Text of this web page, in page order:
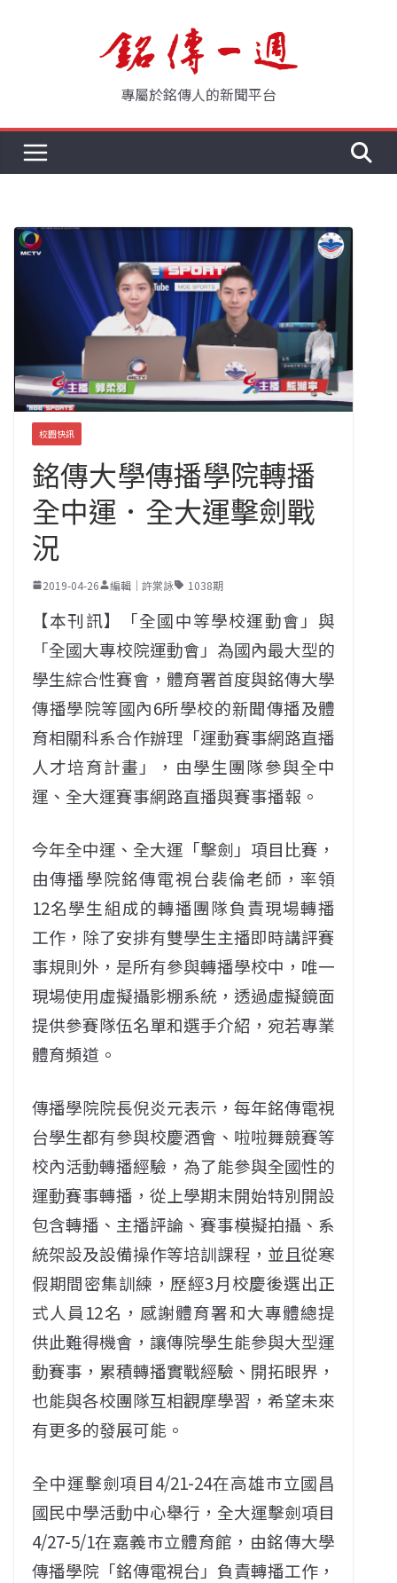
專屬於銘傳人的新聞平台
校園快訊
銘傳大學傳播學院轉播
全中運．全大運擊劍戰
況
2019-04-26 編輯｜許棠詠 1038期
【本刊訊】「全國中等學校運動會」與
「全國大專校院運動會」為國內最大型的
學生綜合性賽會，體育署首度與銘傳大學
傳播學院等國內6所學校的新聞傳播及體
育相關科系合作辦理「運動賽事網路直播
人才培育計畫」，由學生團隊參與全中
運、全大運賽事網路直播與賽事播報。
今年全中運、全大運「擊劍」項目比賽，
由傳播學院銘傳電視台裴倫老師，率領
12名學生組成的轉播團隊負責現場轉播
工作，除了安排有雙學生主播即時講評賽
事規則外，是所有參與轉播學校中，唯一
現場使用虛擬攝影棚系統，透過虛擬鏡面
提供參賽隊伍名單和選手介紹，宛若專業
體育頻道。
傳播學院院長倪炎元表示，每年銘傳電視
台學生都有參與校慶酒會、啦啦舞競賽等
校內活動轉播經驗，為了能參與全國性的
運動賽事轉播，從上學期末開始特別開設
包含轉播、主播評論、賽事模擬拍攝、系
統架設及設備操作等培訓課程，並且從寒
假期間密集訓練，歷經3月校慶後選出正
式人員12名，感謝體育署和大專體總提
供此難得機會，讓傳院學生能參與大型運
動賽事，累積轉播實戰經驗、開拓眼界，
也能與各校團隊互相觀摩學習，希望未來
有更多的發展可能。
全中運擊劍項目4/21-24在高雄市立國昌
國民中學活動中心舉行，全大運擊劍項目
4/27-5/1在嘉義市立體育館，由銘傳大學
傳播學院「銘傳電視台」負責轉播工作，